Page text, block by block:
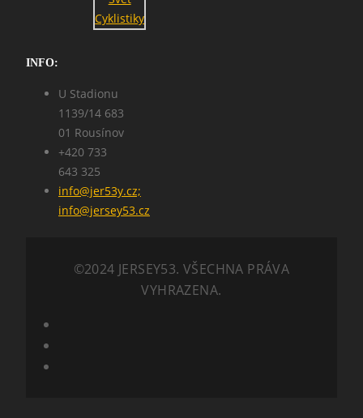
INFO:
U Stadionu
1139/14 683
01 Rousínov
+420 733
643 325
info@jer53y.cz;
info@jersey53.cz
©2024 JERSEY53. VŠECHNA PRÁVA
VYHRAZENA.